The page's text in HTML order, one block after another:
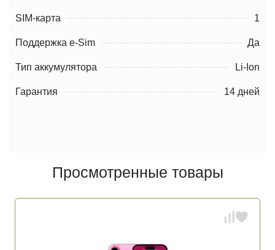
SIM-карта 1
Поддержка e-Sim Да
Тип аккумулятора Li-Ion
Гарантия 14 дней
Просмотренные товары